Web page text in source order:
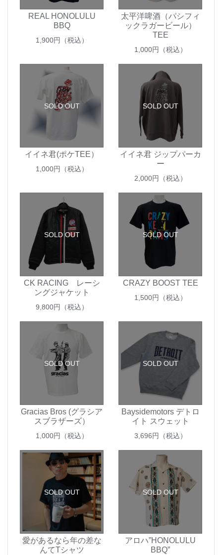
REAL HONOLULU
BBQ
1,900円（税込）
太平洋啤酒（パシフィ
ックラガービール）
TEE
1,000円（税込）
SOLD OUT
イイネ君(ポケTEE）
1,000円（税込）
SOLD OUT
イイネ君 ジップパーカ
ー
2,000円（税込）
SOLD OUT
CK RACING レーシ
ングジャケット
9,800円（税込）
SOLD OUT
CRAZY BOOST TEE
1,500円（税込）
SOLD OUT
Gracias Bros (グラシア
スブラザーズ）
1,000円（税込）
SOLD OUT
Baysidemotors デトロ
イト スウェット
3,696円（税込）
SOLD OUT
愛があるなら年の差な
んてTシャツ
SOLD OUT
アロハ”HONOLULU
BBQ”